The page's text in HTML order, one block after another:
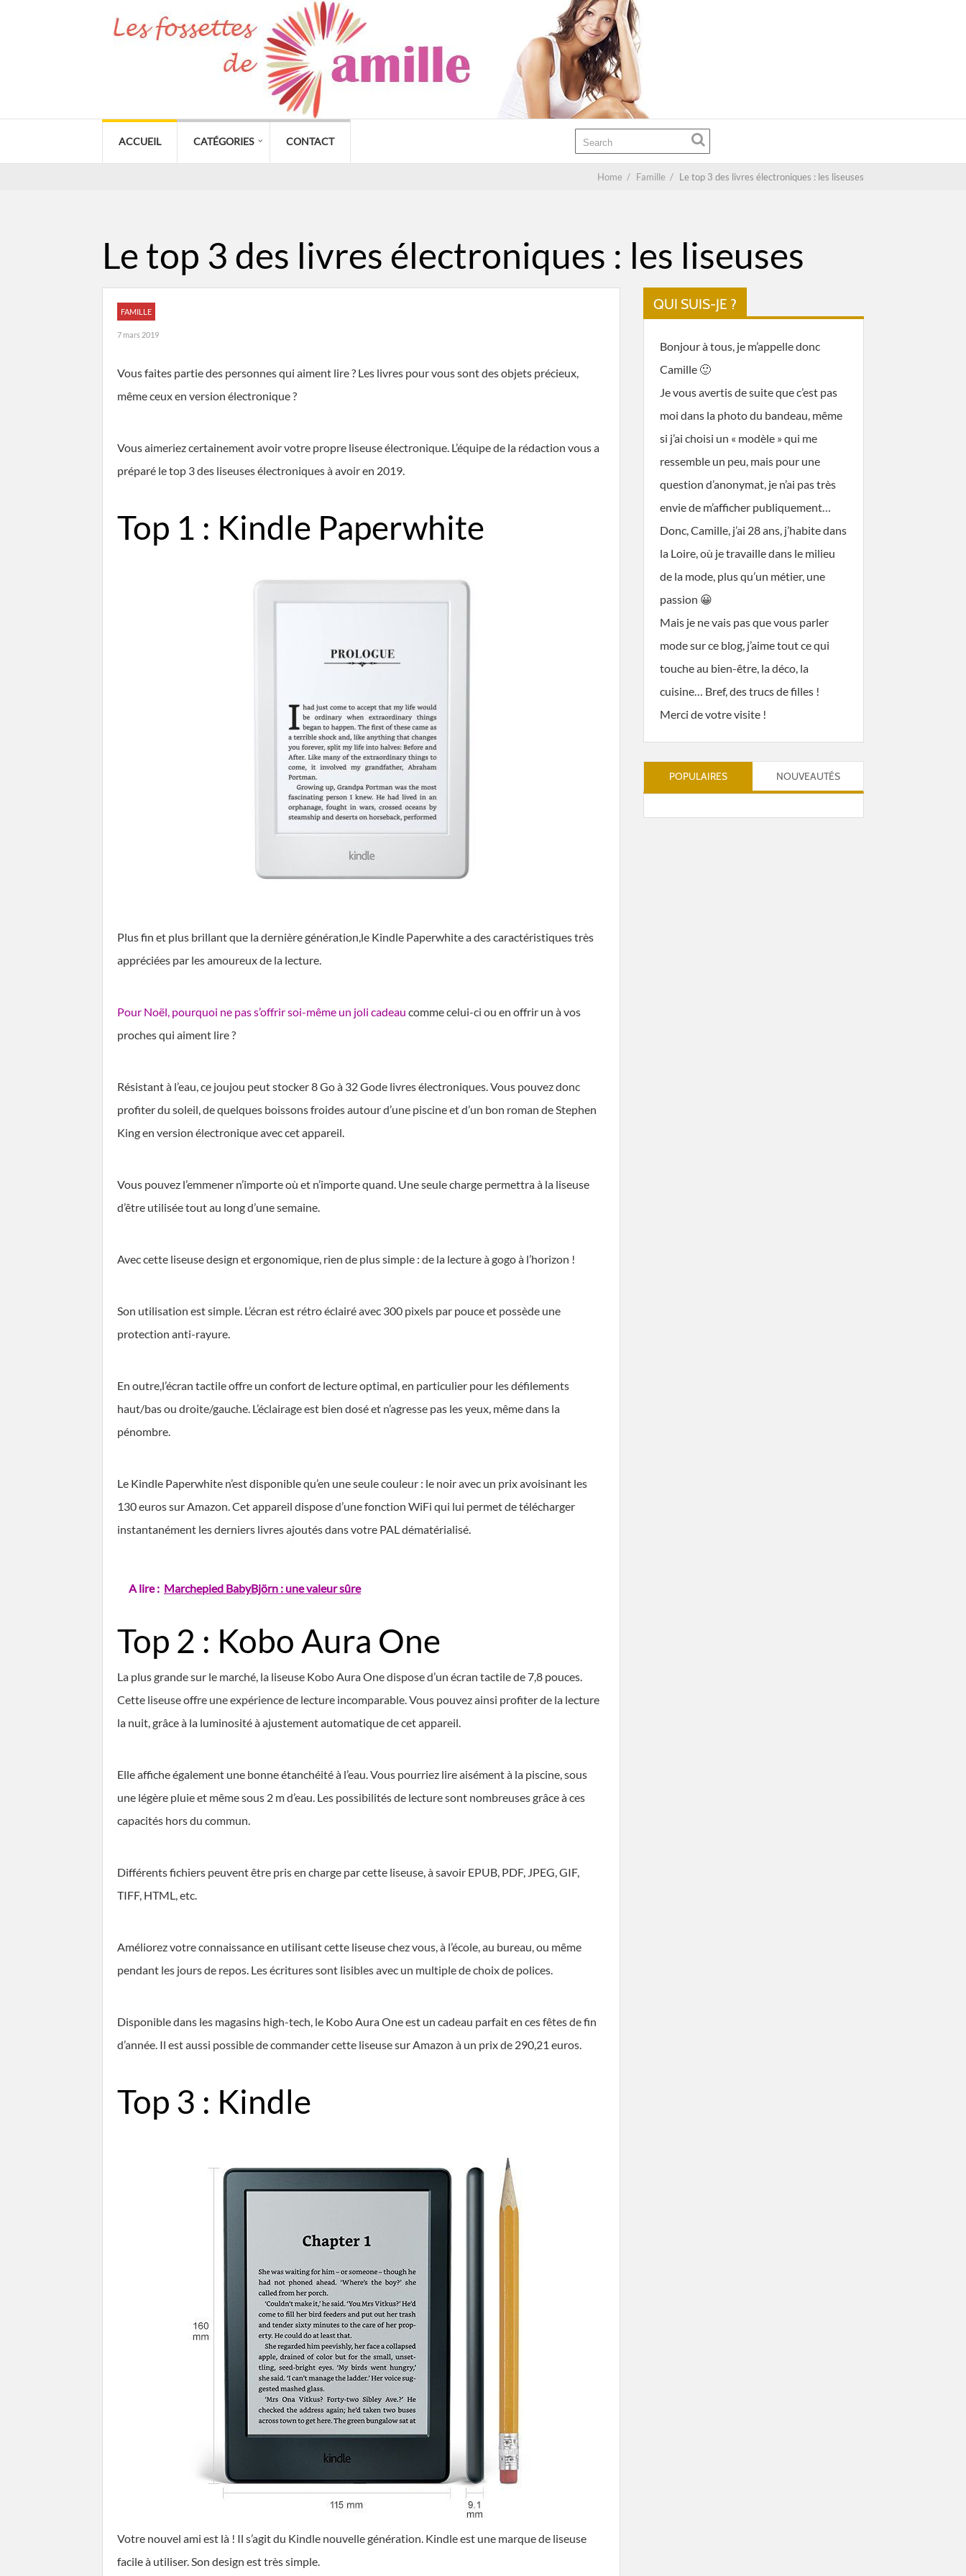
ACCUEIL CATÉGORIES CONTACT
Home / Famille / Le top 3 des livres électroniques : les liseuses
Le top 3 des livres électroniques : les liseuses
FAMILLE
7 mars 2019
Vous faites partie des personnes qui aiment lire ? Les livres pour vous sont des objets précieux,
même ceux en version électronique ?
Vous aimeriez certainement avoir votre propre liseuse électronique. L’équipe de la rédaction vous a
préparé le top 3 des liseuses électroniques à avoir en 2019.
Top 1 : Kindle Paperwhite
Plus fin et plus brillant que la dernière génération,le Kindle Paperwhite a des caractéristiques très
appréciées par les amoureux de la lecture.
Pour Noël, pourquoi ne pas s’offrir soi-même un joli cadeau comme celui-ci ou en offrir un à vos
proches qui aiment lire ?
Résistant à l’eau, ce joujou peut stocker 8 Go à 32 Gode livres électroniques. Vous pouvez donc
profiter du soleil, de quelques boissons froides autour d’une piscine et d’un bon roman de Stephen
King en version électronique avec cet appareil.
Vous pouvez l’emmener n’importe où et n’importe quand. Une seule charge permettra à la liseuse
d’être utilisée tout au long d’une semaine.
Avec cette liseuse design et ergonomique, rien de plus simple : de la lecture à gogo à l’horizon !
Son utilisation est simple. L’écran est rétro éclairé avec 300 pixels par pouce et possède une
protection anti-rayure.
En outre,l’écran tactile offre un confort de lecture optimal, en particulier pour les défilements
haut/bas ou droite/gauche. L’éclairage est bien dosé et n’agresse pas les yeux, même dans la
pénombre.
Le Kindle Paperwhite n’est disponible qu’en une seule couleur : le noir avec un prix avoisinant les
130 euros sur Amazon. Cet appareil dispose d’une fonction WiFi qui lui permet de télécharger
instantanément les derniers livres ajoutés dans votre PAL dématérialisé.
A lire : Marchepied BabyBjörn : une valeur sûre
Top 2 : Kobo Aura One
La plus grande sur le marché, la liseuse Kobo Aura One dispose d’un écran tactile de 7,8 pouces.
Cette liseuse offre une expérience de lecture incomparable. Vous pouvez ainsi profiter de la lecture
la nuit, grâce à la luminosité à ajustement automatique de cet appareil.
Elle affiche également une bonne étanchéité à l’eau. Vous pourriez lire aisément à la piscine, sous
une légère pluie et même sous 2 m d’eau. Les possibilités de lecture sont nombreuses grâce à ces
capacités hors du commun.
Différents fichiers peuvent être pris en charge par cette liseuse, à savoir EPUB, PDF, JPEG, GIF,
TIFF, HTML, etc.
Améliorez votre connaissance en utilisant cette liseuse chez vous, à l’école, au bureau, ou même
pendant les jours de repos. Les écritures sont lisibles avec un multiple de choix de polices.
Disponible dans les magasins high-tech, le Kobo Aura One est un cadeau parfait en ces fêtes de fin
d’année. Il est aussi possible de commander cette liseuse sur Amazon à un prix de 290,21 euros.
Top 3 : Kindle
Votre nouvel ami est là ! Il s’agit du Kindle nouvelle génération. Kindle est une marque de liseuse
facile à utiliser. Son design est très simple.
QUI SUIS-JE ?
Bonjour à tous, je m’appelle donc
Camille 🙂
Je vous avertis de suite que c’est pas
moi dans la photo du bandeau, même
si j’ai choisi un « modèle » qui me
ressemble un peu, mais pour une
question d’anonymat, je n’ai pas très
envie de m’afficher publiquement…
Donc, Camille, j’ai 28 ans, j’habite dans
la Loire, où je travaille dans le milieu
de la mode, plus qu’un métier, une
passion 😀
Mais je ne vais pas que vous parler
mode sur ce blog, j’aime tout ce qui
touche au bien-être, la déco, la
cuisine… Bref, des trucs de filles !
Merci de votre visite !
POPULAIRES NOUVEAUTÉS